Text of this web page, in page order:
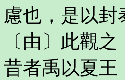
慮也，是以
〔由〕此觀
昔者禹以夏王